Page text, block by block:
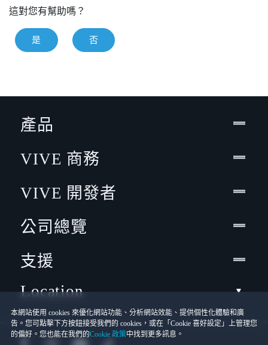
這對您有幫助嗎？
是 否
本網站使用 cookies 來優化網站功能、分析網站效能、提供個性化體驗和廣
告。您可點擊下方按鈕接受我們的 cookies，或在「Cookie 喜好設定」上管理您
的偏好。您也能在我們的Cookie 政策中找到更多訊息。
產品
VIVE 商務
VIVE 開發者
公司總覽
支援
Location